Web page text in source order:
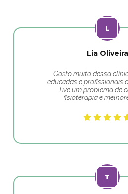
Lia Oliveira
Gosto muito dessa
educadas e profissionais
Tive um problema de
fisioterapia e